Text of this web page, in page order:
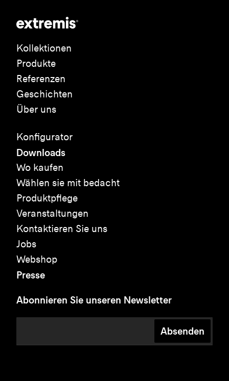
Kollektionen
Produkte
Referenzen
Geschichten
Über uns
Konfigurator
Downloads
Wo kaufen
Wählen sie mit bedacht
Produktpflege
Veranstaltungen
Kontaktieren Sie uns
Jobs
Webshop
Presse
Abonnieren Sie unseren Newsletter
Absenden